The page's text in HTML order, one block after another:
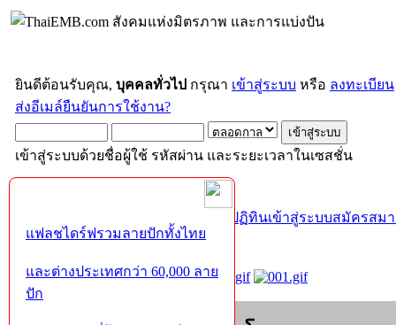
ยินดีต้อนรับคุณ, บุคคลทั่วไป กรุณา เข้าสู่ระบบ หรือ ลงทะเบียน
ส่งอีเมล์ยืนยันการใช้งาน?
เข้าสู่ระบบด้วยชื่อผู้ใช้ รหัสผ่าน และระยะเวลาในเซสชั่น
ปฏิทินเข้าสู่ระบบสมัครสม
แฟลชไดร์ฟรวมลายปักทั้งไทย
และต่างประเทศกว่า 60,000 ลาย
ปัก